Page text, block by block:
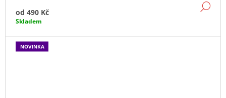
od 490 Kč
Skladem
NOVINKA